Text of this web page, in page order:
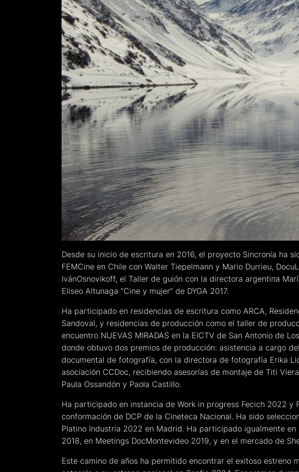
Desde su inicio de escritura en 2016, el proyecto Sincronía ha
FEMCine en Chile con Walter Tiepelmann y Mario Durrieu,
IvánOsnovikoff, el Taller de guión con la directora argentina
Eliseo Altunaga “Cine y mujer” de DYGA 2017.
Ha participado en residencias de escritura como ARCA,
Sandoval, y residencias de producción como el taller de
encuentro NUEVAS MIRADAS en la EICTV de San Antonio de
donde obtuvo dos premios de producción: asistencia a cargo
documental de fotografía, con la directora de fotografía Erika
asociación CCDoc, recibiendo asesorías de montaje de Titi
Paula Ossandón y Paola Castillo.
Ha participado en instancia de Work in progress Fecich 2022
conformación de DCP de la Cineteca Nacional. Ha sido
Platino Industria 2022 en Madrid. Ha participado igualmente
2018, en Meetings DocMontevideo 2019, y en el mercado de
Este camino de años ha permitido encontrar el exitoso